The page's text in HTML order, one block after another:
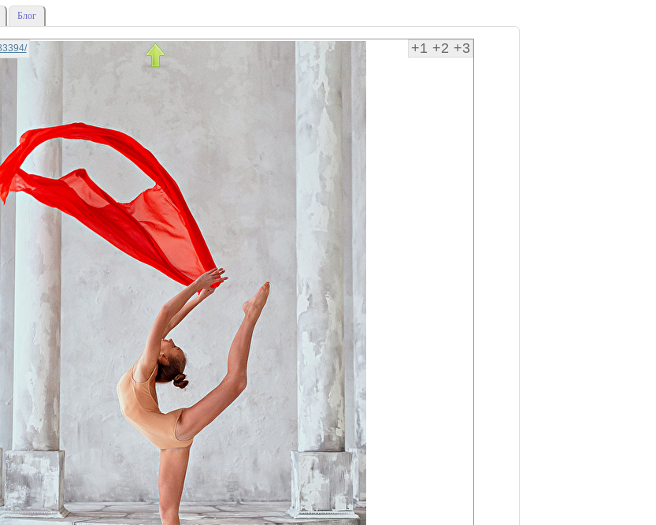
Блог
+1 +2 +3